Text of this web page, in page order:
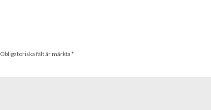
Obligatoriska fält är märkta *